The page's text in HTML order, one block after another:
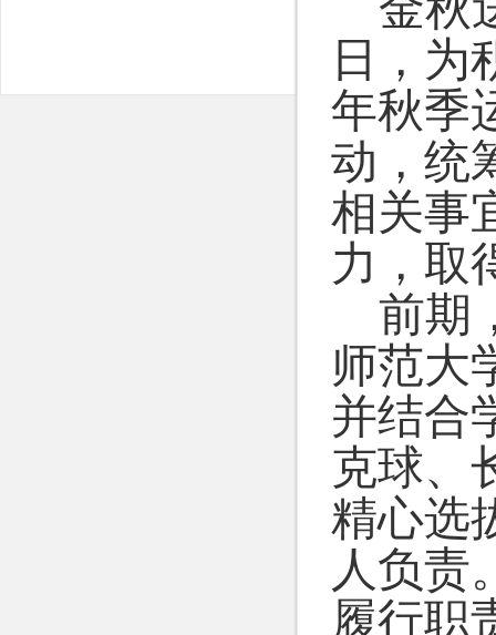
日，为
年秋季
动，统
相关事
力，取
前期
师范大
并结合
克球、
精心选
人负责
履行职